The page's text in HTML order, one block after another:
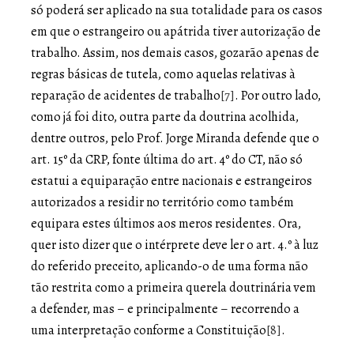
só poderá ser aplicado na sua totalidade para os casos
em que o estrangeiro ou apátrida tiver autorização de
trabalho. Assim, nos demais casos, gozarão apenas de
regras básicas de tutela, como aquelas relativas à
reparação de acidentes de trabalho[7]. Por outro lado,
como já foi dito, outra parte da doutrina acolhida,
dentre outros, pelo Prof. Jorge Miranda defende que o
art. 15º da CRP, fonte última do art. 4º do CT, não só
estatui a equiparação entre nacionais e estrangeiros
autorizados a residir no território como também
equipara estes últimos aos meros residentes. Ora,
quer isto dizer que o intérprete deve ler o art. 4.º à luz
do referido preceito, aplicando-o de uma forma não
tão restrita como a primeira querela doutrinária vem
a defender, mas – e principalmente – recorrendo a
uma interpretação conforme a Constituição[8].